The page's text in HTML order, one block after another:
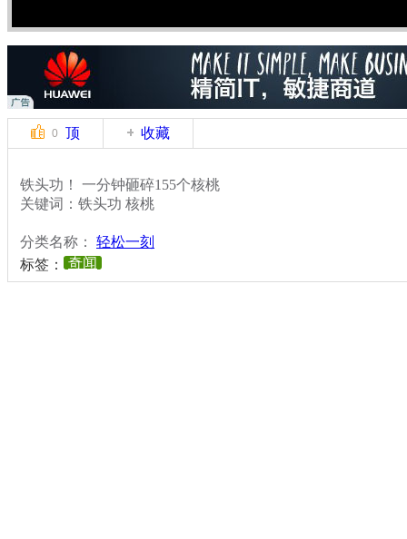
0 顶 收藏
铁头功！ 一分钟砸碎155个核桃
关键词：铁头功 核桃
分类名称： 轻松一刻
标签：
奇闻